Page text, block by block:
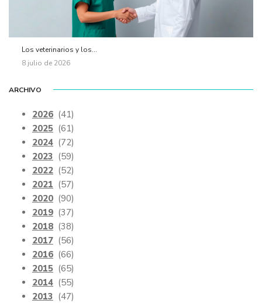
Los veterinarios y los...
8 julio de 2026
ARCHIVO
2026 (41)
2025 (61)
2024 (72)
2023 (59)
2022 (52)
2021 (57)
2020 (90)
2019 (37)
2018 (38)
2017 (56)
2016 (66)
2015 (65)
2014 (55)
2013 (47)